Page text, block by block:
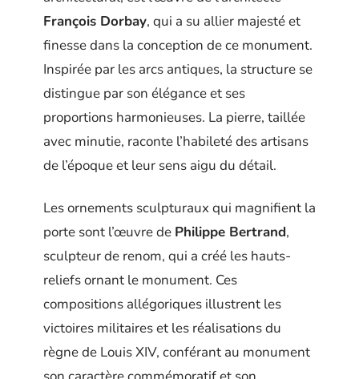
François Dorbay, qui a su allier majesté et
finesse dans la conception de ce monument.
Inspirée par les arcs antiques, la structure se
distingue par son élégance et ses
proportions harmonieuses. La pierre, taillée
avec minutie, raconte l’habileté des artisans
de l’époque et leur sens aigu du détail.
Les ornements sculpturaux qui magnifient la
porte sont l’œuvre de Philippe Bertrand,
sculpteur de renom, qui a créé les hauts-
reliefs ornant le monument. Ces
compositions allégoriques illustrent les
victoires militaires et les réalisations du
règne de Louis XIV, conférant au monument